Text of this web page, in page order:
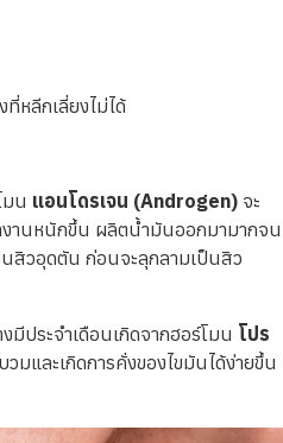
หลีกเลี่ยงไม่ได้
มน แอนโดรเจน (Androgen) จะ
งานหนักขึ้น ผลิตน้ำมันออกมามากจน
สิวอุดตัน ก่อนจะลุกลามเป็นสิว
มีประจำเดือนเกิดจากฮอร์โมน โปร
มและเกิดการคั่งของไขมันได้ง่ายขึ้น